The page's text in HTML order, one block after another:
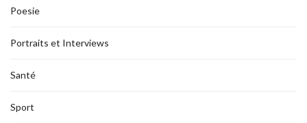
Poesie
Portraits et Interviews
Santé
Sport